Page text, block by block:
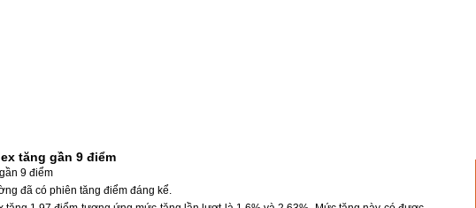
tăng gần 9 điểm
9 điểm
đã có phiên tăng điểm đáng kể.